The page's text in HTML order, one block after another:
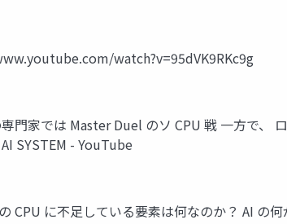
watch?v=95dVK9RKc9g
門家では Master Duel のソ CPU 戦 一方で、
SYSTEM - YouTube
に不足している要素は何なのか？ AI の